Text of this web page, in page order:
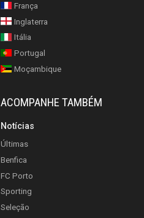
França
Inglaterra
Itália
Portugal
Moçambique
ACOMPANHE TAMBÉM
Notícias
Últimas
Benfica
FC Porto
Sporting
Seleção